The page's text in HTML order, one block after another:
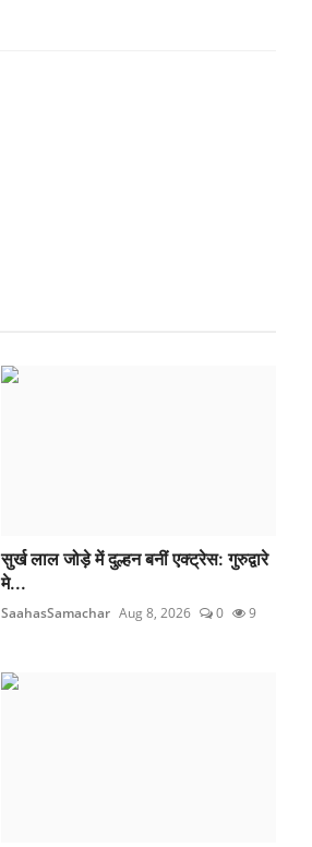
सुर्ख लाल जोड़े में दुल्हन बनीं एक्ट्रेस: गुरुद्वारे
मे...
SaahasSamachar Aug 8, 2026 0 9